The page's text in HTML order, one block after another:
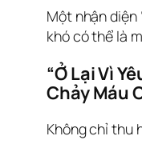
Một nhận diện
khó có thể là
“Ở Lại Vì
Chảy Máu
Không chỉ thu